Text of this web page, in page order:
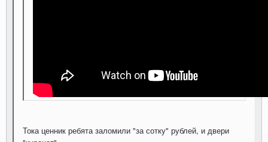
Тока ценник ребята заломили "за сотку" рублей, и двери